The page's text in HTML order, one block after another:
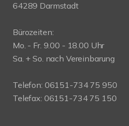
64289 Darmstadt
Bürozeiten:
Mo. - Fr. 9.00 - 18.00 Uhr
Sa. + So. nach Vereinbarung
Telefon: 06151-734 75 950
Telefax: 06151-734 75 150